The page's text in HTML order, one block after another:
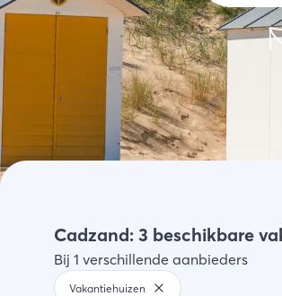
Cadzand: 3 beschikbare
Bij 1 verschillende aanbieders
Vakantiehuizen